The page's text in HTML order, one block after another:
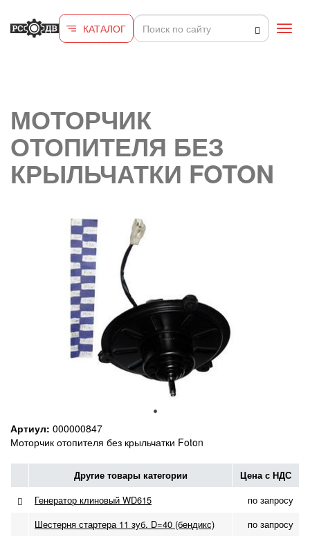
КАТАЛОГ
МОТОРЧИК
ОТОПИТЕЛЯ БЕЗ
КРЫЛЬЧАТКИ FOTON
Артиул: 000000847
Моторчик отопителя без крыльчатки Foton
Другие товары категории Цена с НДС
Генератор клиновый WD615
по запросу
Шестерня стартера 11 зуб. D=40 (бендикс)
по запросу